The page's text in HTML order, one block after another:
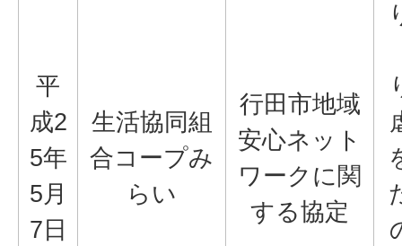
平
成2
5年
5月
7日
生活協同組
合コープみ
らい
行田市地域
安心ネット
ワークに関
する協定